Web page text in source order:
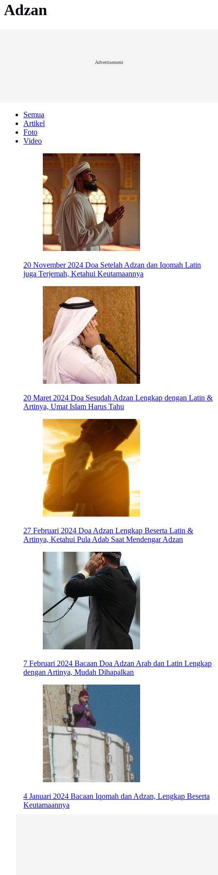
Adzan
Advertisement
Semua
Artikel
Foto
Video
20 November 2024 Doa Setelah Adzan dan Iqomah Latin
juga Terjemah, Ketahui Keutamaannya
20 Maret 2024 Doa Sesudah Adzan Lengkap dengan Latin &
Artinya, Umat Islam Harus Tahu
27 Februari 2024 Doa Adzan Lengkap Beserta Latin &
Artinya, Ketahui Pula Adab Saat Mendengar Adzan
7 Februari 2024 Bacaan Doa Adzan Arab dan Latin Lengkap
dengan Artinya, Mudah Dihapalkan
4 Januari 2024 Bacaan Iqomah dan Adzan, Lengkap Beserta
Keutamaannya